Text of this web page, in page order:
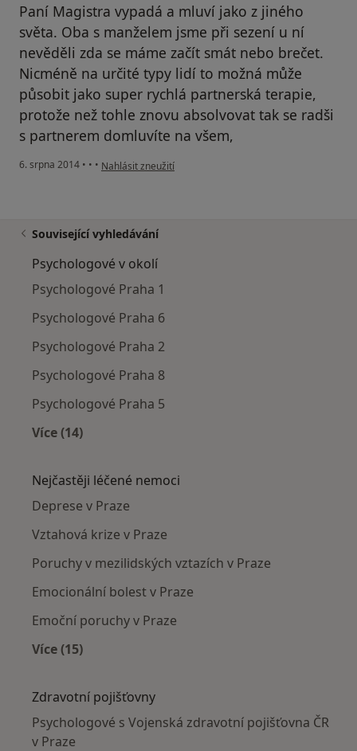
Paní Magistra vypadá a mluví jako z jiného
světa. Oba s manželem jsme při sezení u ní
nevěděli zda se máme začít smát nebo brečet.
Nicméně na určité typy lidí to možná může
působit jako super rychlá partnerská terapie,
protože než tohle znovu absolvovat tak se radši
s partnerem domluvíte na všem,
6. srpna 2014 • • • podle názoru uživatele Váš účet byl odstraněn
Nahlásit zneužití
Související vyhledávání
Psychologové v okolí
Psychologové Praha 1
Psychologové Praha 6
Psychologové Praha 2
Psychologové Praha 8
Psychologové Praha 5
Více (14)
Nejčastěji léčené nemoci
Deprese v Praze
Vztahová krize v Praze
Poruchy v mezilidských vztazích v Praze
Emocionální bolest v Praze
Emoční poruchy v Praze
Více (15)
Zdravotní pojišťovny
Psychologové s Vojenská zdravotní pojišťovna ČR
v Praze